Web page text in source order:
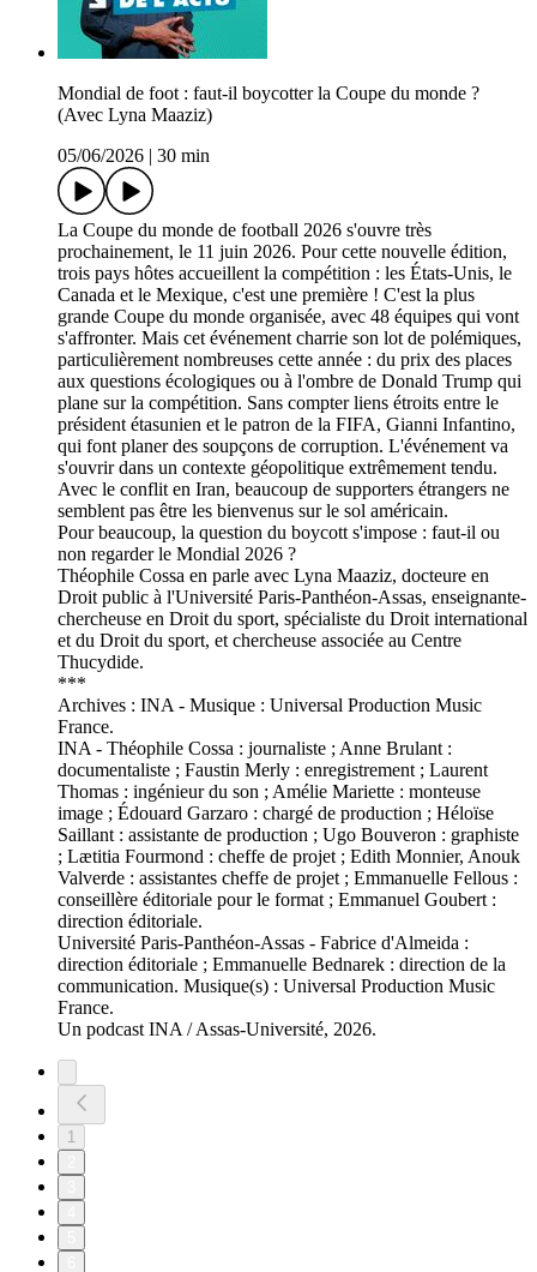
Mondial de foot : faut-il boycotter la Coupe du monde ?
(Avec Lyna Maaziz)
05/06/2026
30 min
La Coupe du monde de football 2026 s'ouvre très
prochainement, le 11 juin 2026. Pour cette nouvelle édition,
trois pays hôtes accueillent la compétition : les États-Unis, le
Canada et le Mexique, c'est une première ! C'est la plus
grande Coupe du monde organisée, avec 48 équipes qui vont
s'affronter. Mais cet événement charrie son lot de polémiques,
particulièrement nombreuses cette année : du prix des places
aux questions écologiques ou à l'ombre de Donald Trump qui
plane sur la compétition. Sans compter liens étroits entre le
président étasunien et le patron de la FIFA, Gianni Infantino,
qui font planer des soupçons de corruption. L'événement va
s'ouvrir dans un contexte géopolitique extrêmement tendu.
Avec le conflit en Iran, beaucoup de supporters étrangers ne
semblent pas être les bienvenus sur le sol américain.
Pour beaucoup, la question du boycott s'impose : faut-il ou
non regarder le Mondial 2026 ?
Théophile Cossa en parle avec Lyna Maaziz, docteure en
Droit public à l'Université Paris-Panthéon-Assas, enseignante-
chercheuse en Droit du sport, spécialiste du Droit international
et du Droit du sport, et chercheuse associée au Centre
Thucydide.
***
Archives : INA - Musique : Universal Production Music
France.
INA - Théophile Cossa : journaliste ; Anne Brulant :
documentaliste ; Faustin Merly : enregistrement ; Laurent
Thomas : ingénieur du son ; Amélie Mariette : monteuse
image ; Édouard Garzaro : chargé de production ; Héloïse
Saillant : assistante de production ; Ugo Bouveron : graphiste
; Lætitia Fourmond : cheffe de projet ; Edith Monnier, Anouk
Valverde : assistantes cheffe de projet ; Emmanuelle Fellous :
conseillère éditoriale pour le format ; Emmanuel Goubert :
direction éditoriale.
Université Paris-Panthéon-Assas - Fabrice d'Almeida :
direction éditoriale ; Emmanuelle Bednarek : direction de la
communication. Musique(s) : Universal Production Music
France.
Un podcast INA / Assas-Université, 2026.
1